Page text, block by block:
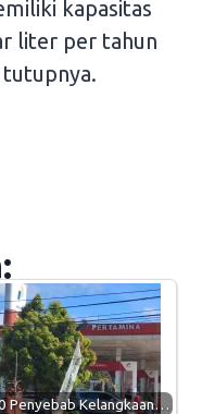
kapasitas
liter per tahun
tutupnya.
Penyebab Kelangkaan…